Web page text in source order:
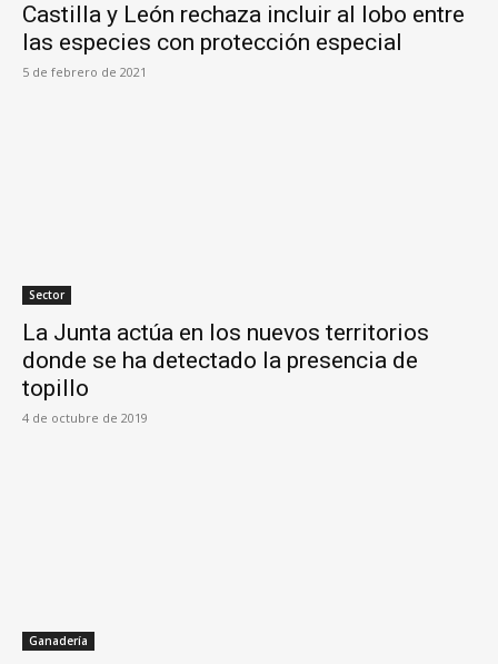
Castilla y León rechaza incluir al lobo entre
las especies con protección especial
5 de febrero de 2021
Sector
La Junta actúa en los nuevos territorios
donde se ha detectado la presencia de
topillo
4 de octubre de 2019
Ganadería